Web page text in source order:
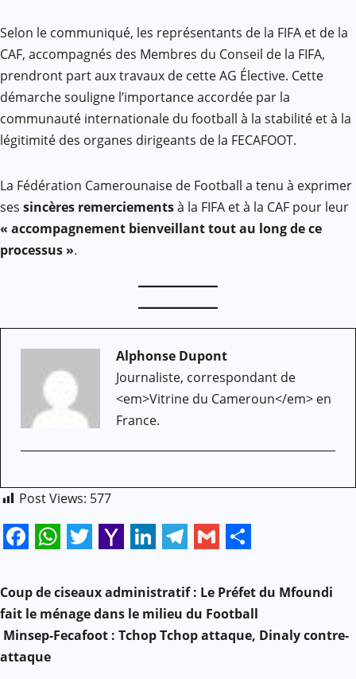
Selon le communiqué, les représentants de la FIFA et de la
CAF, accompagnés des Membres du Conseil de la FIFA,
prendront part aux travaux de cette AG Élective. Cette
démarche souligne l’importance accordée par la
communauté internationale du football à la stabilité et à la
légitimité des organes dirigeants de la FECAFOOT.
La Fédération Camerounaise de Football a tenu à exprimer
ses sincères remerciementsà la FIFA et à la CAF pour leur
« accompagnement bienveillant tout au long de ce
processus ».
Alphonse Dupont
Journaliste, correspondant de
<em>Vitrine du Cameroun</em> en
France.
Post Views: 577
Mail
N
a
v
Coup de ciseaux administratif : Le Préfet du Mfoundi
fait le ménage dans le milieu du Football
Minsep-Fecafoot : Tchop Tchop attaque, Dinaly contre-
attaque